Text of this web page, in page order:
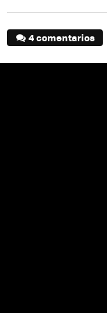
4 comentarios